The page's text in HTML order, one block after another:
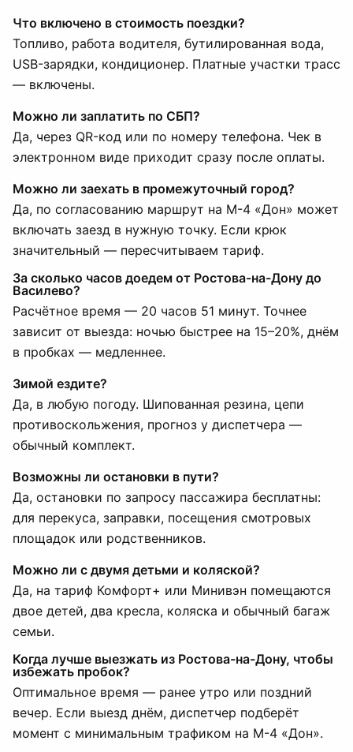
Что включено в стоимость поездки?
Топливо, работа водителя, бутилированная вода,
USB-зарядки, кондиционер. Платные участки трасс
— включены.
Можно ли заплатить по СБП?
Да, через QR-код или по номеру телефона. Чек в
электронном виде приходит сразу после оплаты.
Можно ли заехать в промежуточный город?
Да, по согласованию маршрут на М-4 «Дон» может
включать заезд в нужную точку. Если крюк
значительный — пересчитываем тариф.
За сколько часов доедем от Ростова-на-Дону до
Василево?
Расчётное время — 20 часов 51 минут. Точнее
зависит от выезда: ночью быстрее на 15–20%, днём
в пробках — медленнее.
Зимой ездите?
Да, в любую погоду. Шипованная резина, цепи
противоскольжения, прогноз у диспетчера —
обычный комплект.
Возможны ли остановки в пути?
Да, остановки по запросу пассажира бесплатны:
для перекуса, заправки, посещения смотровых
площадок или родственников.
Можно ли с двумя детьми и коляской?
Да, на тариф Комфорт+ или Минивэн помещаются
двое детей, два кресла, коляска и обычный багаж
семьи.
Когда лучше выезжать из Ростова-на-Дону, чтобы
избежать пробок?
Оптимальное время — ранее утро или поздний
вечер. Если выезд днём, диспетчер подберёт
момент с минимальным трафиком на М-4 «Дон».